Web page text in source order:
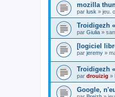
mozilla
par lusk » jeu.
Troidigezh
par Giulia »
[logiciel
par jeremy »
Troidigezh
par drouizig »
Google,